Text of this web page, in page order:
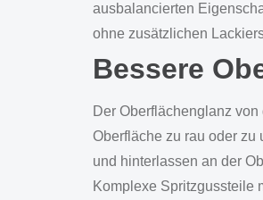
ausbalancierten
ohne zusätzlichen
Bessere
Der Oberflächenglanz
Oberfläche zu rau oder
und hinterlassen an der
Komplexe Spritzgussteile